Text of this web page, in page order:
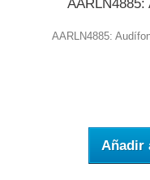
AARLN4885:
Añadir